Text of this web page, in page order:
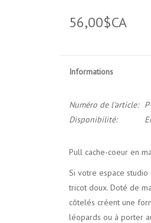
56,00$CA
Informations
Numéro de l'article:
Disponibilité:
Pull cache-coeur en
Si votre espace
tricot doux. Doté de
côtelés créent une
léopards ou à porter